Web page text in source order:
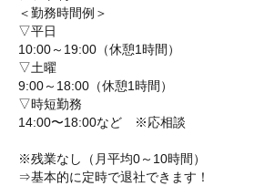
＜勤務時間例＞
▽平日
10:00～19:00（休憩1時間）
▽土曜
9:00～18:00（休憩1時間）
▽時短勤務
14:00〜18:00など ※応相談
※残業なし（月平均0～10時間）
⇒基本的に定時で退社できます！